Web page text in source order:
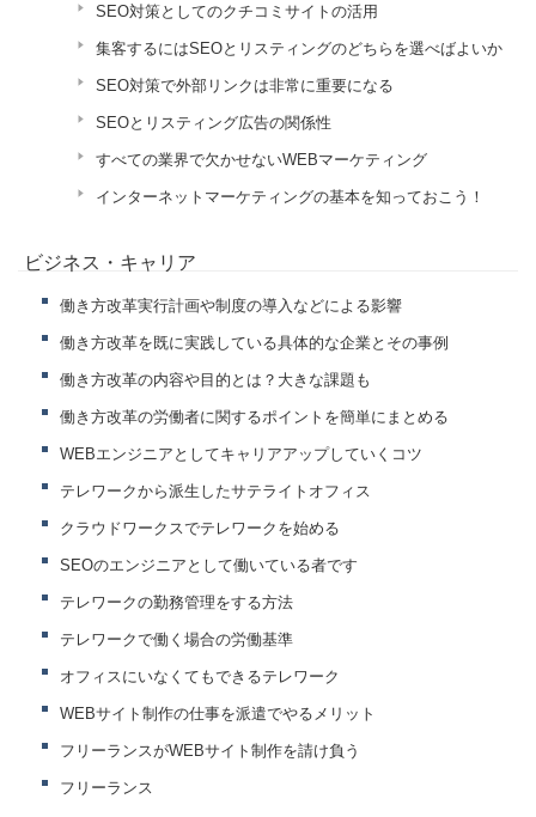
SEO対策としてのクチコミサイトの活用
集客するにはSEOとリスティングのどちらを選べばよいか
SEO対策で外部リンクは非常に重要になる
SEOとリスティング広告の関係性
すべての業界で欠かせないWEBマーケティング
インターネットマーケティングの基本を知っておこう！
ビジネス・キャリア
働き方改革実行計画や制度の導入などによる影響
働き方改革を既に実践している具体的な企業とその事例
働き方改革の内容や目的とは？大きな課題も
働き方改革の労働者に関するポイントを簡単にまとめる
WEBエンジニアとしてキャリアアップしていくコツ
テレワークから派生したサテライトオフィス
クラウドワークスでテレワークを始める
SEOのエンジニアとして働いている者です
テレワークの勤務管理をする方法
テレワークで働く場合の労働基準
オフィスにいなくてもできるテレワーク
WEBサイト制作の仕事を派遣でやるメリット
フリーランスがWEBサイト制作を請け負う
フリーランス